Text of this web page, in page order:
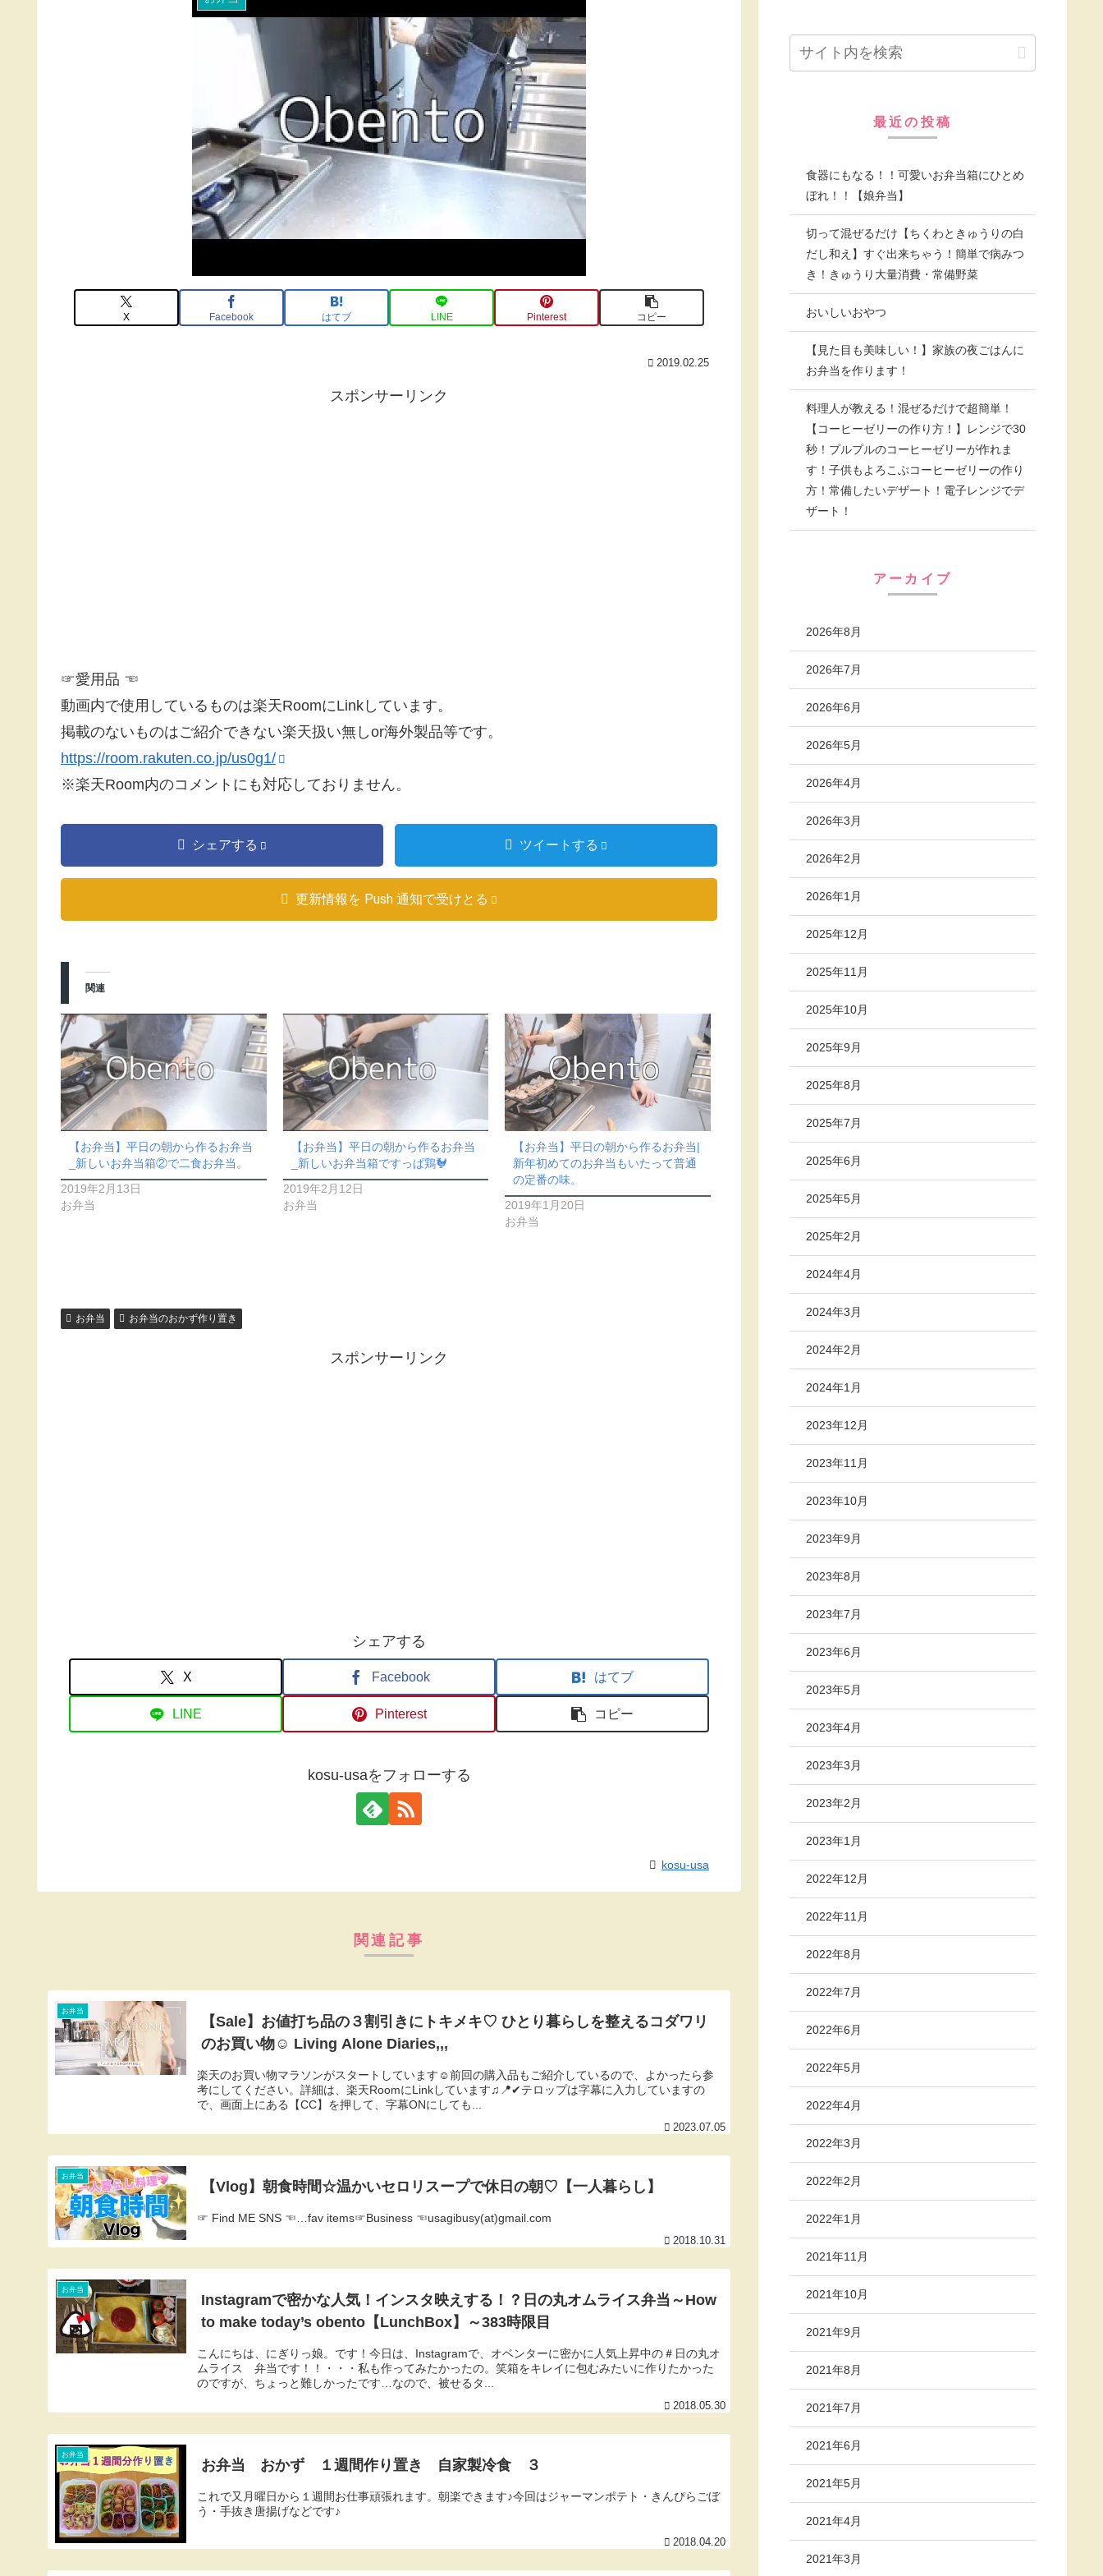
X Facebook はてブ LINE Pinterest コピー
2019.02.25
スポンサーリンク
☞愛用品 ☜
動画内で使用しているものは楽天RoomにLinkしています。
掲載のないものはご紹介できない楽天扱い無しor海外製品等です。
https://room.rakuten.co.jp/us0g1/
※楽天Room内のコメントにも対応しておりません。
シェアする ツイートする
更新情報を Push 通知で受けとる
関連
【お弁当】平日の朝から作るお弁当
_新しいお弁当箱②で二食お弁当。
2019年2月13日
お弁当
【お弁当】平日の朝から作るお弁当
_新しいお弁当箱ですっぱ鶏🐓
2019年2月12日
お弁当
【お弁当】平日の朝から作るお弁当|
新年初めてのお弁当もいたって普通
の定番の味。
2019年1月20日
お弁当
お弁当 お弁当のおかず作り置き
スポンサーリンク
シェアする
X Facebook はてブ
LINE Pinterest コピー
kosu-usaをフォローする
kosu-usa
関連記事
お弁当
【Sale】お値打ち品の３割引きにトキメキ♡ ひとり暮らしを整えるコダワリ
のお買い物☺︎ Living Alone Diaries,,,
楽天のお買い物マラソンがスタートしています☺︎前回の購入品もご紹介しているので、よかったら参
考にしてください。詳細は、楽天RoomにLinkしています♫📍✔︎テロップは字幕に入力していますの
で、画面上にある【CC】を押して、字幕ONにしても...
2023.07.05
お弁当
【Vlog】朝食時間☆温かいセロリスープで休日の朝♡【一人暮らし】
☞ Find ME SNS ☜…fav items☞Business ☜usagibusy(at)gmail.com
2018.10.31
お弁当
Instagramで密かな人気！インスタ映えする！？日の丸オムライス弁当～How
to make today’s obento【LunchBox】～383時限目
こんにちは、にぎりっ娘。です！今日は、Instagramで、オベンターに密かに人気上昇中の＃日の丸オ
ムライス 弁当です！！・・・私も作ってみたかったの。笑箱をキレイに包むみたいに作りたかった
のですが、ちょっと難しかったです…なので、被せるタ...
2018.05.30
お弁当
お弁当 おかず １週間作り置き 自家製冷食 ３
これで又月曜日から１週間お仕事頑張れます。朝楽できます♪今回はジャーマンポテト・きんぴらごぼ
う・手抜き唐揚げなどです♪
2018.04.20
最近の投稿
食器にもなる！！可愛いお弁当箱にひとめ
ぼれ！！【娘弁当】
切って混ぜるだけ【ちくわときゅうりの白
だし和え】すぐ出来ちゃう！簡単で病みつ
き！きゅうり大量消費・常備野菜
おいしいおやつ
【見た目も美味しい！】家族の夜ごはんに
お弁当を作ります！
料理人が教える！混ぜるだけで超簡単！
【コーヒーゼリーの作り方！】レンジで30
秒！プルプルのコーヒーゼリーが作れま
す！子供もよろこぶコーヒーゼリーの作り
方！常備したいデザート！電子レンジでデ
ザート！
アーカイブ
2026年8月
2026年7月
2026年6月
2026年5月
2026年4月
2026年3月
2026年2月
2026年1月
2025年12月
2025年11月
2025年10月
2025年9月
2025年8月
2025年7月
2025年6月
2025年5月
2025年2月
2024年4月
2024年3月
2024年2月
2024年1月
2023年12月
2023年11月
2023年10月
2023年9月
2023年8月
2023年7月
2023年6月
2023年5月
2023年4月
2023年3月
2023年2月
2023年1月
2022年12月
2022年11月
2022年8月
2022年7月
2022年6月
2022年5月
2022年4月
2022年3月
2022年2月
2022年1月
2021年11月
2021年10月
2021年9月
2021年8月
2021年7月
2021年6月
2021年5月
2021年4月
2021年3月